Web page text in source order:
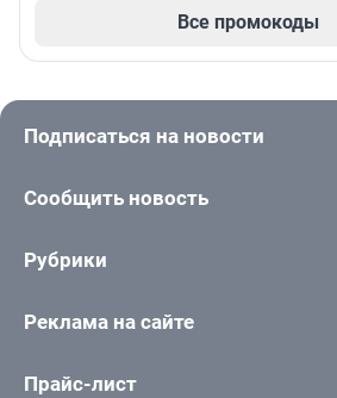
Все промокоды
Подписаться на новости
Сообщить новость
Рубрики
Реклама на сайте
Прайс-лист